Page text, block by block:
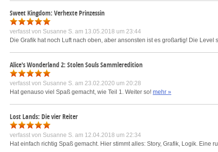
Sweet Kingdom: Verhexte Prinzessin
verfasst von Susanne S. am 13.05.2018 um 23:44
Die Grafik hat noch Luft nach oben, aber ansonsten ist es großartig! Die
Alice's Wonderland 2: Stolen Souls Sammleredition
verfasst von Susanne S. am 23.02.2020 um 20:28
Hat genauso viel Spaß gemacht, wie Teil 1. Weiter so! mehr »
Lost Lands: Die vier Reiter
verfasst von Susanne S. am 12.04.2018 um 22:34
Hat einfach richtig Spaß gemacht. Hier stimmt alles: Story, Grafik, Logik. Eine